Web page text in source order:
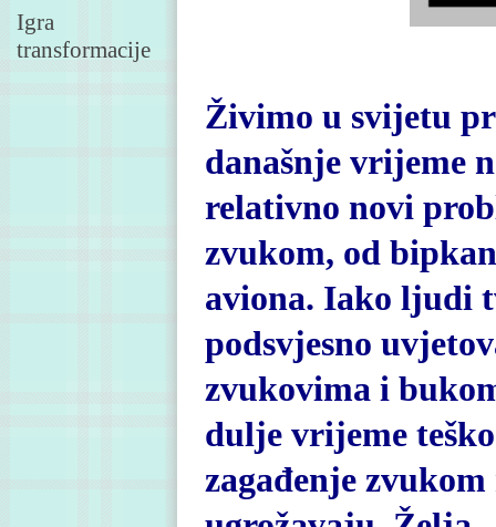
Igra
transformacije
Živimo u svijetu
današnje vrijeme
relativno novi
zvukom, od
aviona. Iako ljudi
podsvjesno
zvukovima i
dulje vrijeme
zagađenje